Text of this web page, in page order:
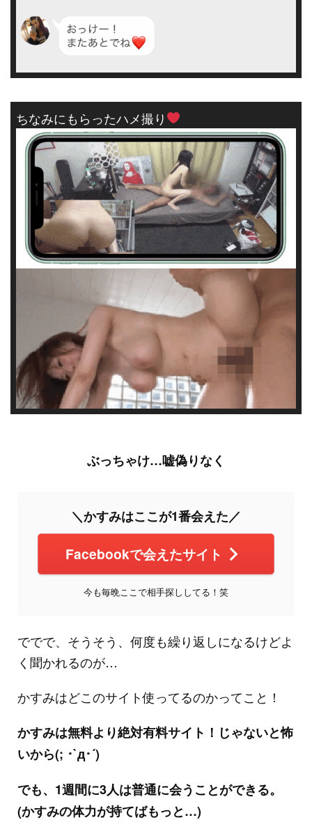
ちなみにもらったハメ撮り
ぶっちゃけ…嘘偽りなく
＼かすみはここが1番会えた／
Facebookで会えたサイト
今も毎晩ここで相手探ししてる！笑
ででで、そうそう、何度も繰り返しになるけどよ
く聞かれるのが…
かすみはどこのサイト使ってるのかってこと！
かすみは無料より絶対有料サイト！じゃないと怖
いから(; ･`д･´)
でも、1週間に3人は普通に会うことができる。
(かすみの体力が持てばもっと…)